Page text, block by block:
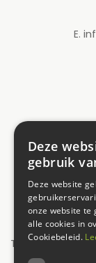
E.
Toon alle
Deze
gebruik
Deze website
onze website te
alle cookies in
Cookiebeleid.